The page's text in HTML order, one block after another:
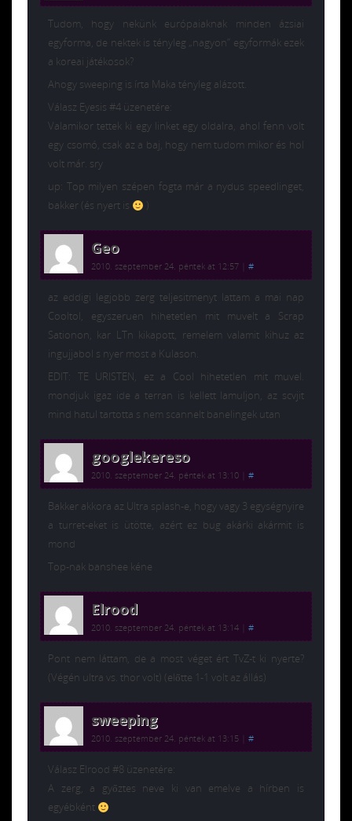
Tudom, hogy nekünk európaiaknak minden ázsiai
egyforma, de nektek is tényleg „nagyon” egyformák ezek
a koreai játékosok?
Ahogy sweeping is írta Maka tényleg alázott.
Válasz Eyesis #4 üzenetére:
Valamikor tettek ki egy linket egy oldalra, ahol fenn volt
egy csomó, csak az a baj, hogy nem tudom mikor és hol
volt már. sry
up: Top milyen szépen fogta már a nydus speedlinget,
bakker (és nyert is
)
Geo
2010. szeptember 24. péntek at 12:57 #
az eddigi legjobb zerg teljesitmenyt lattam a mai nap
Cooltol, egyszeruen hihetetlen mit muvelt a Scrap
Sationon, kar LTn kikapott, remelem valamit kihuz az
ingujjabol s nyer most a Kulason.
EDIT: TE URISTEN, ez a Cool hihetetlen mit muvel.
mondjuk igaz ide a terran is kellett lamuljon, az scvjit
mind hatul tartotta s nem scannelt banelingek utan
googlekereso
2010. szeptember 24. péntek at 13:10 #
Bakker akkora az Ultra splash-e, hogy vagy 3 egységnyire
a turret-eket is ütötte, azért ez bug akárki akármit is
mond
Top-nak banshee kéne
Elrood
2010. szeptember 24. péntek at 13:14 #
Pont nem láttam, de a most véget ért TvZ-t ki nyerte?
(Végén ultra vs. thor volt) (előtte 1-1 volt az állás)
sweeping
2010. szeptember 24. péntek at 13:15 #
Válasz Elrood #8 üzenetére:
A zerg, a győztes neve ki van emelve a hírben is
egyébként